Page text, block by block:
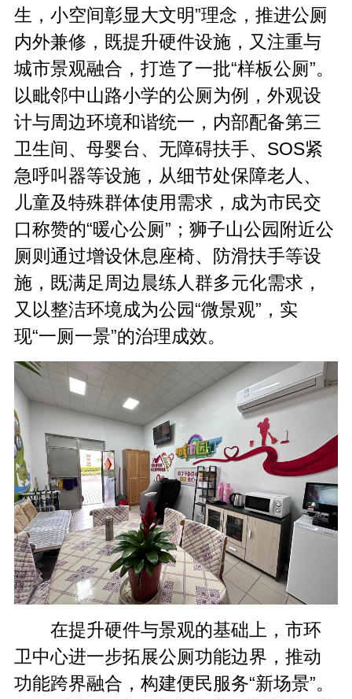
生，小空间彰显大文明”理念，推进公厕
内外兼修，既提升硬件设施，又注重与
城市景观融合，打造了一批“样板公厕”。
以毗邻中山路小学的公厕为例，外观设
计与周边环境和谐统一，内部配备第三
卫生间、母婴台、无障碍扶手、 SOS紧
急呼叫器等设施，从细节处保障老人、
儿童及特殊群体使用需求，成为市民交
口称赞的“暖心公厕” ；狮子山公园附近公
厕则通过增设休息座椅、防滑扶手等设
施，既满足周边晨练人群多元化需求，
又以整洁环境成为公园“微景观” ，实
现“一厕一景”的治理成效。
在提升硬件与景观的基础上，市环
卫中心进一步拓展公厕功能边界，推动
功能跨界融合，构建便民服务“新场景”。